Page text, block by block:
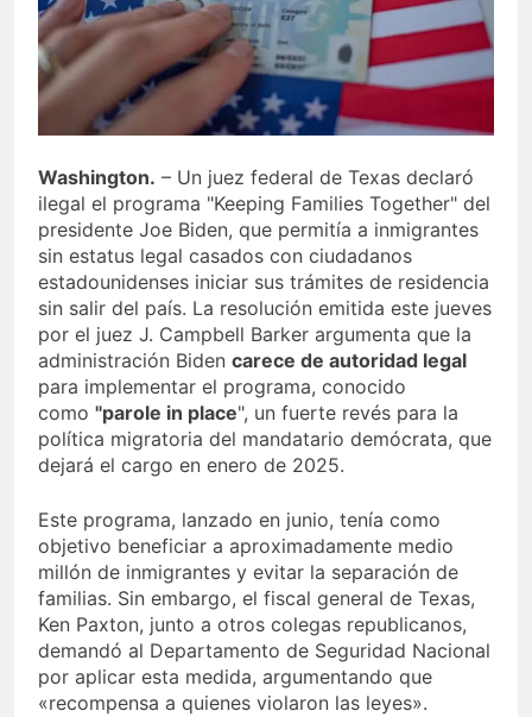
Juegos de Azar
Metro de SD amplía
horario por Juegos
Centroamericanos
5 Días Ago
Washington. – Un juez federal de Texas declaró
ilegal el programa "Keeping Families Together" del
presidente Joe Biden, que permitía a inmigrantes
sin estatus legal casados con ciudadanos
estadounidenses iniciar sus trámites de residencia
sin salir del país. La resolución emitida este jueves
por el juez J. Campbell Barker argumenta que la
administración Biden carece de autoridad legal
para implementar el programa, conocido
como "parole in place", un fuerte revés para la
política migratoria del mandatario demócrata, que
dejará el cargo en enero de 2025.
Este programa, lanzado en junio, tenía como
objetivo beneficiar a aproximadamente medio
millón de inmigrantes y evitar la separación de
familias. Sin embargo, el fiscal general de Texas,
Ken Paxton, junto a otros colegas republicanos,
demandó al Departamento de Seguridad Nacional
por aplicar esta medida, argumentando que
«recompensa a quienes violaron las leyes».